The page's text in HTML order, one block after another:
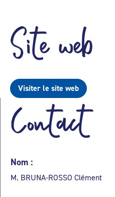
Site web
Visiter le site web
Contact
Nom :
M. BRUNA-ROSSO Clément